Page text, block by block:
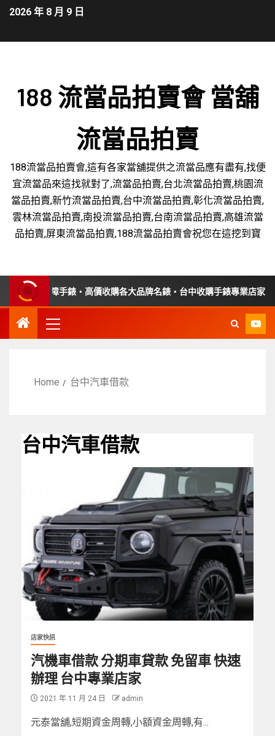
2026 年 8 月 9 日
188 流當品拍賣會 當舖
流當品拍賣
188流當品拍賣會,這有各家當舖提供之流當品應有盡有,找便
宜流當品來這找就對了,流當品拍賣,台北流當品拍賣,桃園流
當品拍賣,新竹流當品拍賣,台中流當品拍賣,彰化流當品拍賣,
雲林流當品拍賣,南投流當品拍賣,台南流當品拍賣,高雄流當
品拍賣,屏東流當品拍賣,188流當品拍賣會祝您在這挖到寶
收購故障手錶・高價收購各大品牌名錶・台中收購手錶專業店家・平
Home 台中汽車借款
台中汽車借款
店家快訊
汽機車借款 分期車貸款 免留車 快速
辦理 台中專業店家
2021 年 11 月 24 日 admin
元泰當舖,短期資金周轉,小額資金周轉,有...